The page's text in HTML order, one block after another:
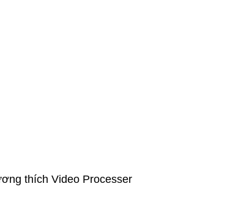
thích Video Processer